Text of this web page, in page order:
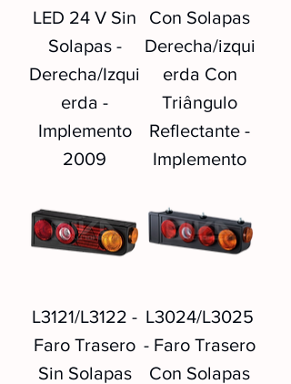
LED 24 V Sin
Solapas -
Derecha/Izqui
erda -
Implemento
2009
Con Solapas
Derecha/izqui
erda Con
Triângulo
Reflectante -
Implemento
L3121/L3122 -
Faro Trasero
Sin Solapas
L3024/L3025
- Faro Trasero
Con Solapas